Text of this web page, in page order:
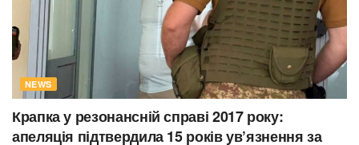
NEWS
Крапка у резонансній справі 2017 року:
апеляція підтвердила 15 років ув’язнення за